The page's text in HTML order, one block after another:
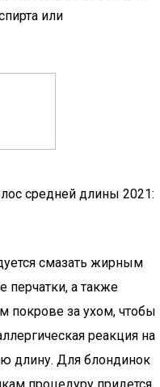
или
средней длины 2021:
смазать жирным
перчатки, а также
покрове за ухом, чтобы
реакция на
длину. Для блондинок